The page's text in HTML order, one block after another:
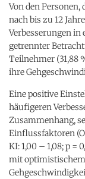
Von den
nach bis zu 12
Verbesserungen in
getrennter
Teilnehmer (31,88
ihre
Eine positive
häufigeren
Zusammenhang,
Einflussfaktoren
KI: 1,00 – 1,08; p =
mit